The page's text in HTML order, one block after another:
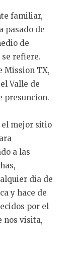
familiar,
pasado de
de
se refiere.
Mission TX,
Valle de
presuncion.
el mejor sitio
a las
dia de
y hace de
por el
nos visita,